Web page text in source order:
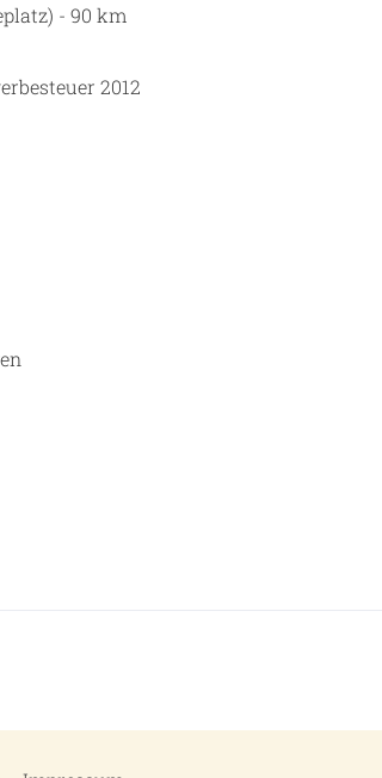
- 90 km
2012